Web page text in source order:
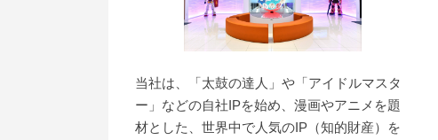
当社は、「太鼓の達人」や「アイドルマスタ
ー」などの自社IPを始め、漫画やアニメを題
材とした、世界中で人気のIP（知的財産）を